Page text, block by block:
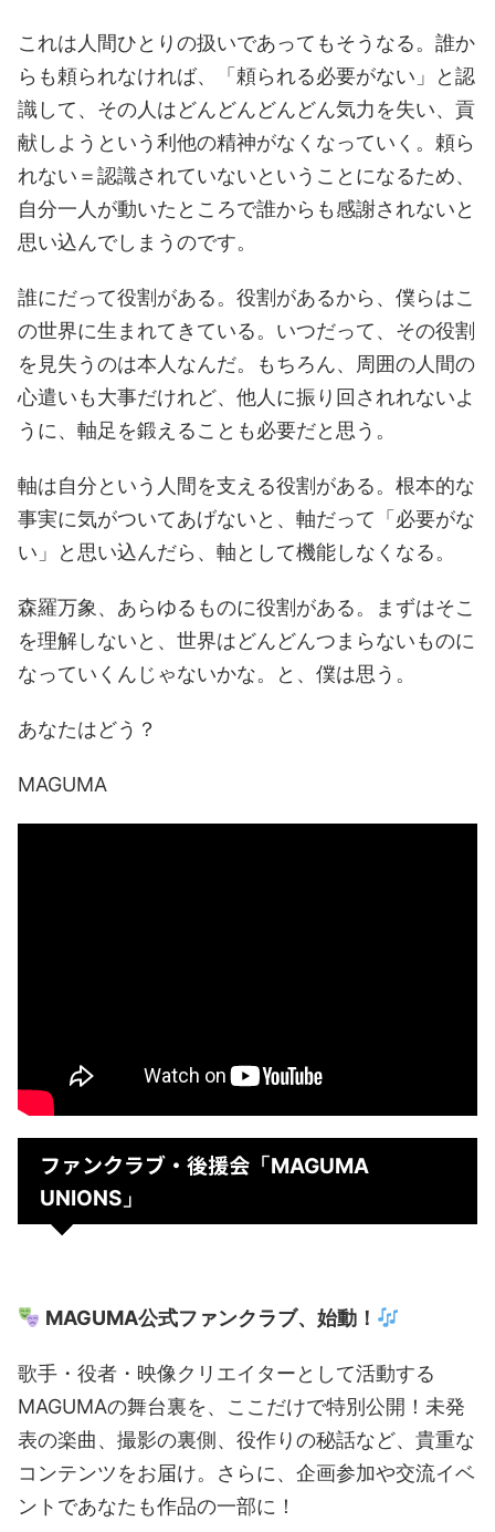
これは人間ひとりの扱いであってもそうなる。誰か
らも頼られなければ、「頼られる必要がない」と認
識して、その人はどんどんどんどん気力を失い、貢
献しようという利他の精神がなくなっていく。頼ら
れない＝認識されていないということになるため、
自分一人が動いたところで誰からも感謝されないと
思い込んでしまうのです。
誰にだって役割がある。役割があるから、僕らはこ
の世界に生まれてきている。いつだって、その役割
を見失うのは本人なんだ。もちろん、周囲の人間の
心遣いも大事だけれど、他人に振り回されれないよ
うに、軸足を鍛えることも必要だと思う。
軸は自分という人間を支える役割がある。根本的な
事実に気がついてあげないと、軸だって「必要がな
い」と思い込んだら、軸として機能しなくなる。
森羅万象、あらゆるものに役割がある。まずはそこ
を理解しないと、世界はどんどんつまらないものに
なっていくんじゃないかな。と、僕は思う。
あなたはどう？
MAGUMA
ファンクラブ・後援会 「MAGUMA
UNIONS」
MAGUMA公式ファンクラブ、始動！
歌手・役者・映像クリエイターとして活動する
MAGUMAの舞台裏を、ここだけで特別公開！未発
表の楽曲、撮影の裏側、役作りの秘話など、貴重な
コンテンツをお届け。さらに、企画参加や交流イベ
ントであなたも作品の一部に！